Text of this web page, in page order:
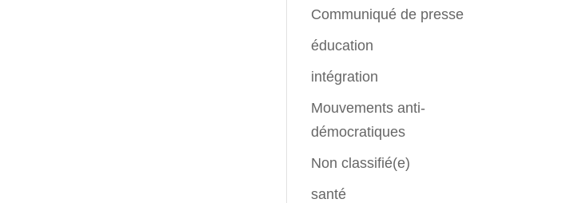
Communiqué de presse
éducation
intégration
Mouvements anti-
démocratiques
Non classifié(e)
santé